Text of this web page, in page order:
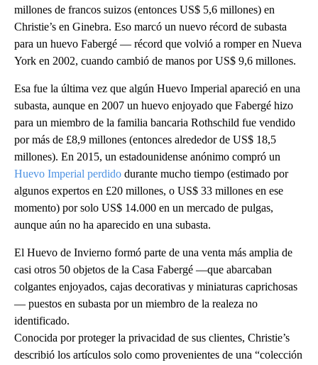
millones de francos suizos (entonces US$ 5,6 millones) en
Christie’s en Ginebra. Eso marcó un nuevo récord de subasta
para un huevo Fabergé — récord que volvió a romper en Nueva
York en 2002, cuando cambió de manos por US$ 9,6 millones.
Esa fue la última vez que algún Huevo Imperial apareció en una
subasta, aunque en 2007 un huevo enjoyado que Fabergé hizo
para un miembro de la familia bancaria Rothschild fue vendido
por más de £8,9 millones (entonces alrededor de US$ 18,5
millones). En 2015, un estadounidense anónimo compró un
Huevo Imperial perdido durante mucho tiempo (estimado por
algunos expertos en £20 millones, o US$ 33 millones en ese
momento) por solo US$ 14.000 en un mercado de pulgas,
aunque aún no ha aparecido en una subasta.
El Huevo de Invierno formó parte de una venta más amplia de
casi otros 50 objetos de la Casa Fabergé —que abarcaban
colgantes enjoyados, cajas decorativas y miniaturas caprichosas
— puestos en subasta por un miembro de la realeza no
identificado.
Conocida por proteger la privacidad de sus clientes, Christie’s
describió los artículos solo como provenientes de una “colección